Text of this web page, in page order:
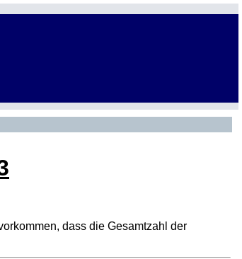
dass die Gesamtzahl der